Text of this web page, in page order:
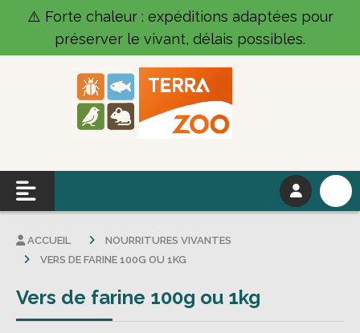
⚠️ Forte chaleur : expéditions adaptées pour
préserver le vivant, délais possibles.
ACCUEIL
NOURRITURES VIVANTES
VERS DE FARINE 100G OU 1KG
Vers de farine 100g ou 1kg